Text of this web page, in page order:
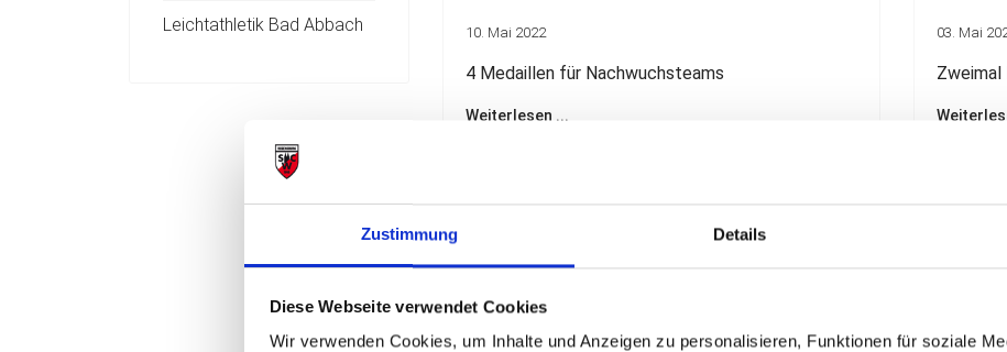
Zustimmung Details
Diese Webseite verwendet Cookies
Wir verwenden Cookies, um Inhalte und Anzeigen zu personalisieren, Funktionen für soziale
Leichtathletik Bad Abbach 10. Mai 2022
4 Medaillen für Nachwuchsteams
Weiterlesen ...
03. Mai
Zweimal
SWC Teams rocken den Bayerncup
10. Mai 2022
Medaillen bei Bayer. Mannschaftsmeisterschaft in
Herzogenaurach